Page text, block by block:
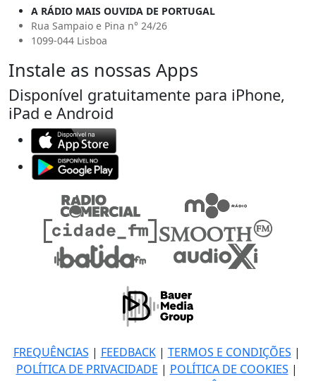
A RÁDIO MAIS OUVIDA DE PORTUGAL
Rua Sampaio e Pina n° 24/26
1099-044 Lisboa
Instale as nossas Apps
Disponível gratuitamente para iPhone,
iPad e Android
FREQUÊNCIAS | FEEDBACK| TERMOS E CONDIÇÕES |
POLÍTICA DE PRIVACIDADE | POLÍTICA DE COOKIES |